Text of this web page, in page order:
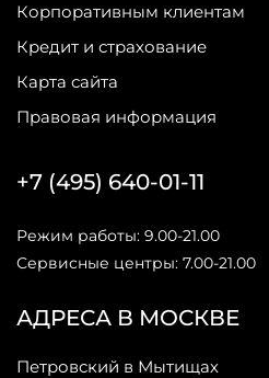
Корпоративным клиентам
Кредит и страхование
Карта сайта
Правовая информация
АДРЕСА В МОСКВЕ
Петровский в Мытищах
+7 (495) 640-01-11
Режим работы: 9.00-21.00
Сервисные центры: 7.00-21.00